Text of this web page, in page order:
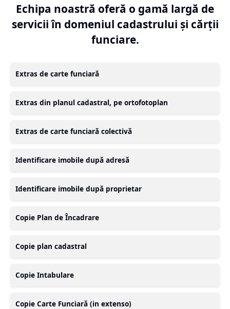
Echipa noastră oferă o gamă largă de
servicii în domeniul cadastrului și cărții
funciare.
Extras de carte funciară
Extras din planul cadastral, pe ortofotoplan
Extras de carte funciară colectivă
Identificare imobile după adresă
Identificare imobile după proprietar
Copie Plan de Încadrare
Copie plan cadastral
Copie Intabulare
Copie Carte Funciară (in extenso)